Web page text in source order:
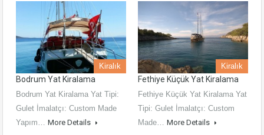
Kiralık
Bodrum Yat Kiralama
Bodrum Yat Kiralama Yat Tipi:
Gulet İmalatçı: Custom Made
Yapım… More Details
Kiralık
Fethiye Küçük Yat Kiralama
Fethiye Küçük Yat Kiralama Yat
Tipi: Gulet İmalatçı: Custom
Made… More Details